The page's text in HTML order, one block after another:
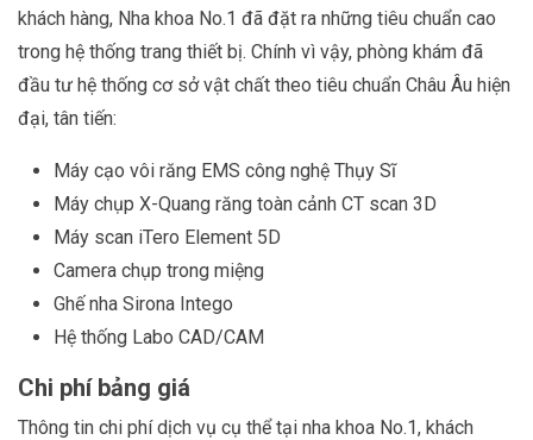
khách hàng, Nha khoa No.1 đã đặt ra những tiêu chuẩn cao
trong hệ thống trang thiết bị. Chính vì vậy, phòng khám đã
đầu tư hệ thống cơ sở vật chất theo tiêu chuẩn Châu Âu hiện
đại, tân tiến:
Máy cạo vôi răng EMS công nghệ Thụy Sĩ
Máy chụp X-Quang răng toàn cảnh CT scan 3D
Máy scan iTero Element 5D
Camera chụp trong miệng
Ghế nha Sirona Intego
Hệ thống Labo CAD/CAM
Chi phí bảng giá
Thông tin chi phí dịch vụ cụ thể tại nha khoa No.1, khách